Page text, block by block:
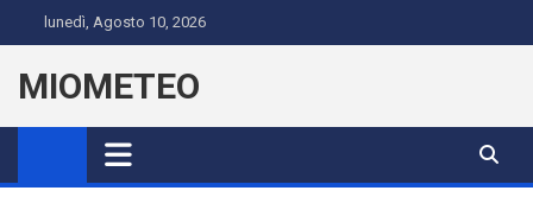
to
content
lunedì, Agosto 10, 2026
MIOMETEO